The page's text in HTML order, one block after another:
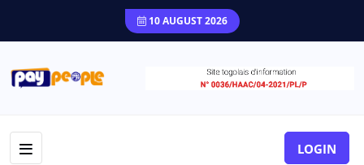
10 AUGUST 2026
LOGIN